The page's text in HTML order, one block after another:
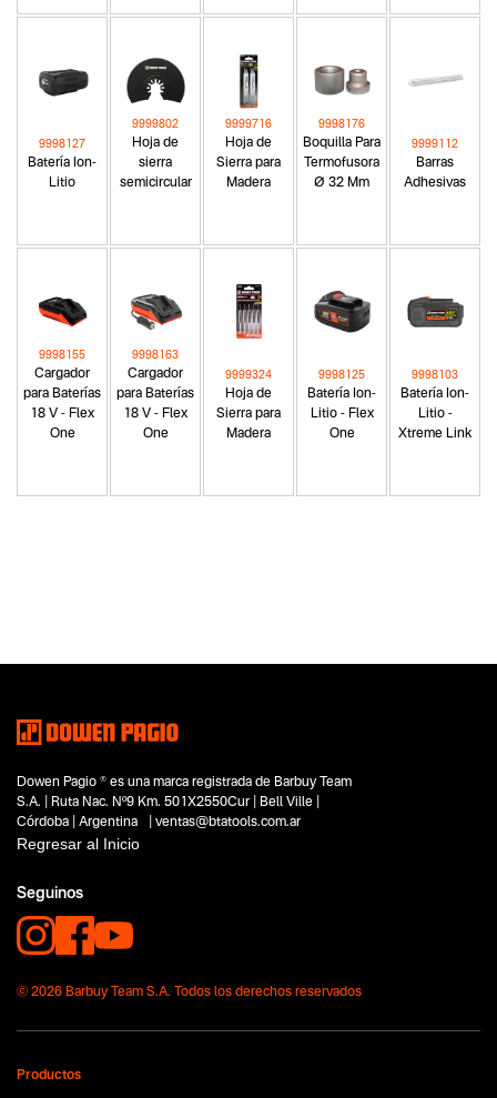
Batería Ion-
Litio
9998127
Hoja de
sierra
semicircular
9999802
Hoja de
Sierra para
Madera
9999716
Boquilla Para
Termofusora
Ø 32 Mm
9998176
Barras
Adhesivas
9999112
Cargador
para Baterías
18 V - Flex
One
9998155
Cargador
para Baterías
18 V - Flex
One
9998163
Hoja de
Sierra para
Madera
9999324
Batería Ion-
Litio - Flex
One
9998125
Batería Ion-
Litio -
Xtreme Link
9998103
Segmentos - pendiente
Capacidad
No items found.
Funcion o uso
No items found.
Tecnologia
No items found.
Dowen Pagio ® es una marca registrada de Barbuy Team
S.A. | Ruta Nac. Nº9 Km. 501X2550Cur | Bell Ville |
Córdoba | Argentina | ventas@btatools.com.ar
Regresar al Inicio
Seguinos
© 2026 Barbuy Team S.A. Todos los derechos reservados
Productos